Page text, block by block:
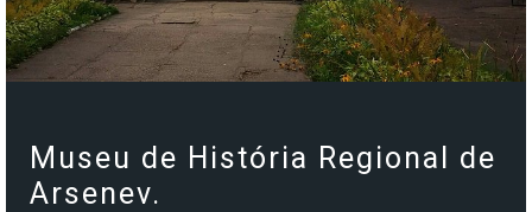
Museu de História Regional de
Arsenev.